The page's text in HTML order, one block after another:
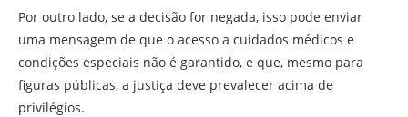
Por outro lado, se a decisão for negada, isso pode enviar
uma mensagem de que o acesso a cuidados médicos e
condições especiais não é garantido, e que, mesmo para
figuras públicas, a justiça deve prevalecer acima de
privilégios.